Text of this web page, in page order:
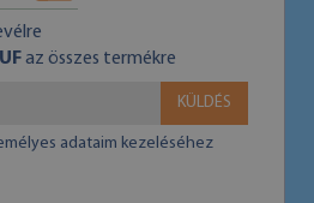
az összes termékre
KÜLDÉS
adataim kezeléséhez